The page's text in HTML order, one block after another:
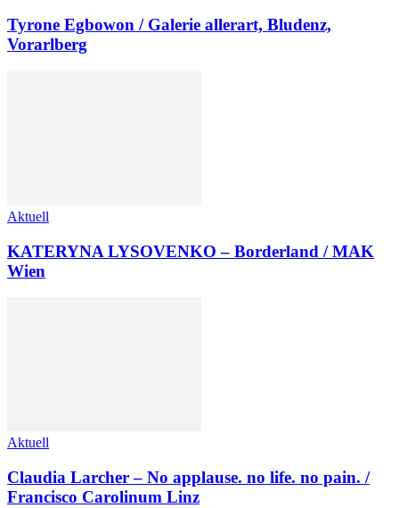
Tyrone Egbowon / Galerie allerart, Bludenz,
Vorarlberg
Aktuell
KATERYNA LYSOVENKO – Borderland / MAK
Wien
Aktuell
Claudia Larcher – No applause. no life. no pain. /
Francisco Carolinum Linz